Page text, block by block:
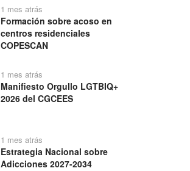
1 mes atrás
Formación sobre acoso en
centros residenciales
COPESCAN
1 mes atrás
Manifiesto Orgullo LGTBIQ+
2026 del CGCEES
1 mes atrás
Estrategia Nacional sobre
Adicciones 2027-2034